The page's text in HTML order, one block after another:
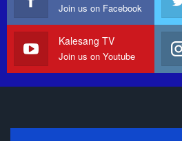
Join us on Facebook
Kalesang TV
Join us on Youtube